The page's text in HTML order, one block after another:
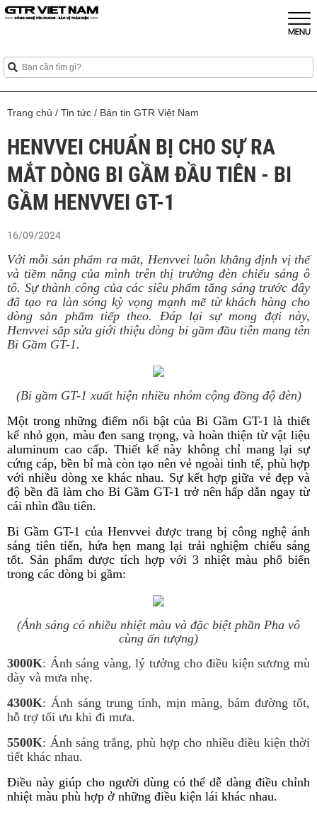
Trang chủ / Tin tức / Bản tin GTR Việt Nam
HENVVEI CHUẨN BỊ CHO SỰ RA
MẮT DÒNG BI GẦM ĐẦU TIÊN - BI
GẦM HENVVEI GT-1
16/09/2024
Với mỗi sản phẩm ra mắt, Henvvei luôn khẳng định vị thế
và tiềm năng của mình trên thị trường đèn chiếu sáng ô
tô. Sự thành công của các siêu phẩm tăng sáng trước đây
đã tạo ra làn sóng kỳ vọng mạnh mẽ từ khách hàng cho
dòng sản phẩm tiếp theo. Đáp lại sự mong đợi này,
Henvvei sắp sửa giới thiệu dòng bi gầm đầu tiên mang tên
Bi Gầm GT-1.
(Bi gầm GT-1 xuất hiện nhiều nhóm cộng đồng độ đèn)
Một trong những điểm nổi bật của Bi Gầm GT-1 là thiết
kế nhỏ gọn, màu đen sang trọng, và hoàn thiện từ vật liệu
aluminum cao cấp. Thiết kế này không chỉ mang lại sự
cứng cáp, bền bỉ mà còn tạo nên vẻ ngoài tinh tế, phù hợp
với nhiều dòng xe khác nhau. Sự kết hợp giữa vẻ đẹp và
độ bền đã làm cho Bi Gầm GT-1 trở nên hấp dẫn ngay từ
cái nhìn đầu tiên.
Bi Gầm GT-1 của Henvvei được trang bị công nghệ ánh
sáng tiên tiến, hứa hẹn mang lại trải nghiệm chiếu sáng
tốt. Sản phẩm được tích hợp với 3 nhiệt màu phổ biến
trong các dòng bi gầm:
(Ánh sáng có nhiều nhiệt màu và đặc biệt phần Pha vô
cùng ấn tượng)
3000K: Ánh sáng vàng, lý tưởng cho điều kiện sương mù
dày và mưa nhẹ.
4300K: Ánh sáng trung tính, mịn màng, bám đường tốt,
hỗ trợ tối ưu khi đi mưa.
5500K: Ánh sáng trắng, phù hợp cho nhiều điều kiện thời
tiết khác nhau.
Điều này giúp cho người dùng có thể dễ dàng điều chỉnh
nhiệt màu phù hợp ở những điều kiện lái khác nhau.